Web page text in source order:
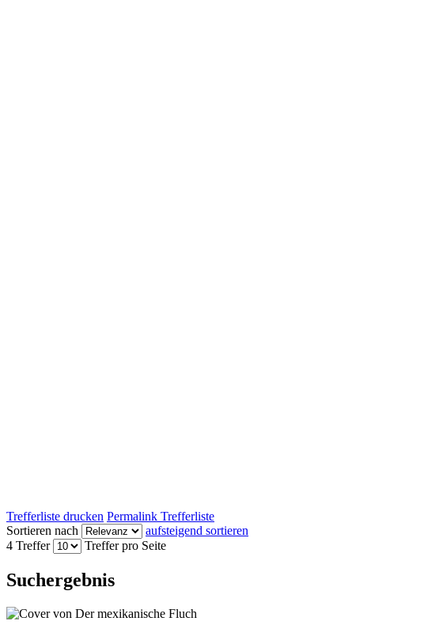
Trefferliste drucken Permalink Trefferliste
Sortieren nach
aufsteigend sortieren
4 Treffer
Treffer pro Seite
Suchergebnis